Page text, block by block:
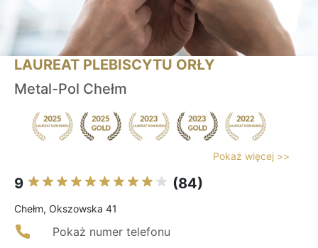
LAUREAT PLEBISCYTU ORŁY
Metal-Pol Chełm
Pokaż więcej >>
9 (84)
Chełm, Okszowska 41
Pokaż numer telefonu